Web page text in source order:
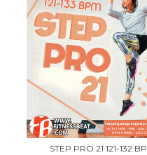
STEP PRO 21 121-132